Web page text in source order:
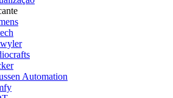
Automation